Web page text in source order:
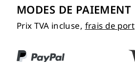
MODES DE PAIEMENT
Prix TVA incluse, frais de port